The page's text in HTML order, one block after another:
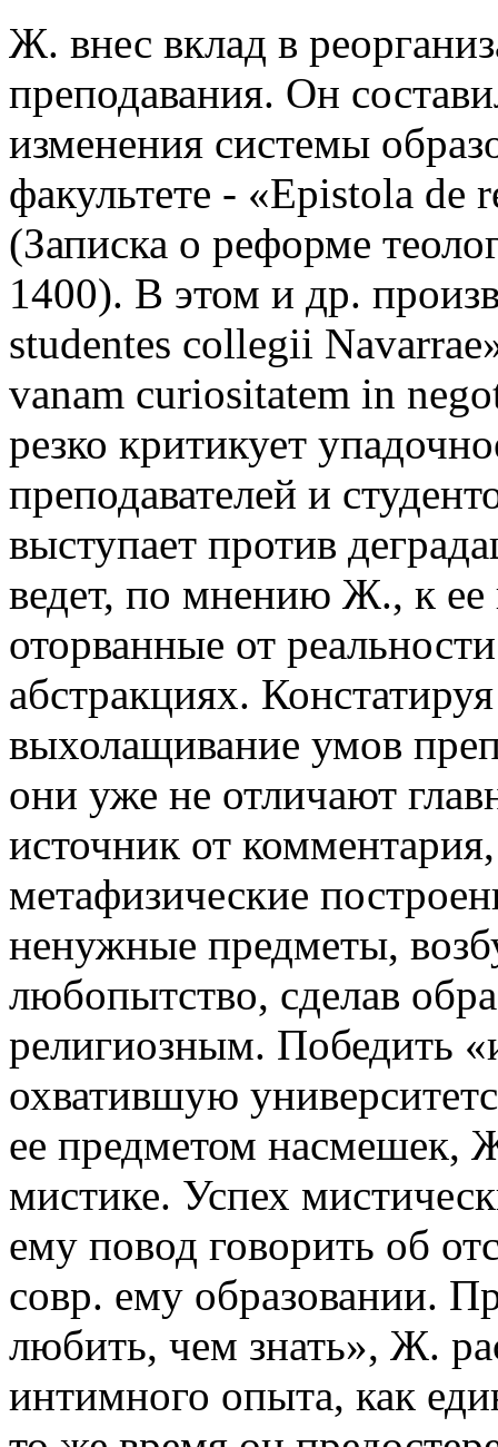
Ж. внес вклад в
преподавания. Он
изменения системы
факультете - «Epistola de
(Записка о реформе
1400). В этом и др.
studentes collegii
vanam curiositatem in
резко критикует
преподавателей и
выступает против
ведет, по мнению Ж., к
оторванные от
абстракциях.
выхолащивание умов
они уже не отличают
источник от
метафизические
ненужные предметы,
любопытство, сделав
религиозным. Победить
охватившую
ее предметом насмешек,
мистике. Успех
ему повод говорить об
совр. ему образовании.
любить, чем знать», Ж.
интимного опыта, как